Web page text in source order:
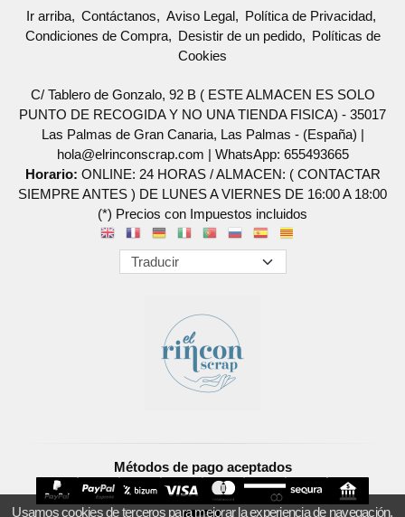
Ir arriba Contáctanos Aviso Legal
Política de Privacidad
Condiciones de Compra
Desistir de un pedido
Políticas de
Cookies
C/ Tablero de Gonzalo, 92 B ( ESTE ALMACEN ES SOLO
PUNTO DE RECOGIDA Y NO UNA TIENDA FISICA) - 35017
Las Palmas de Gran Canaria, Las Palmas - (España) |
hola@elrinconscrap.com | WhatsApp: 655493665
Horario: ONLINE: 24 HORAS / ALMACEN: ( CONTACTAR
SIEMPRE ANTES ) DE LUNES A VIERNES DE 16:00 A 18:00
(*) Precios con Impuestos incluidos
Métodos de pago aceptados
Usamos cookies de terceros para mejorar la experiencia de navegación,